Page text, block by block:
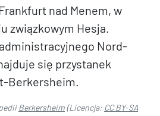
nad Menem, w
związkowym Hesja.
Nord-
się przystanek
Berkersheim.
Berkersheim(Licencja: CC BY-SA